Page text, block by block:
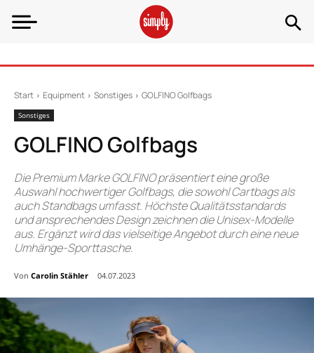
Start Equipment Sonstiges GOLFINO Golfbags
Sonstiges
GOLFINO Golfbags
Die Premium Marke GOLFINO präsentiert eine große
Auswahl hochwertiger Golfbags, die sowohl Cartbags als
auch Standbags umfasst. Höchste Qualitätsstandards
und ansprechendes Design zeichnen die Unisex-Modelle
aus. Ergänzt wird das vielseitige Angebot durch eine neue
Umhänge-Sporttasche.
Von Carolin Stähler 04.07.2023